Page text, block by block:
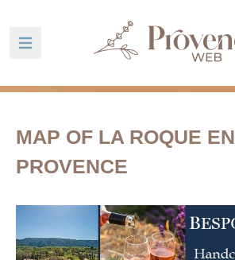
Ouvrir la barre de navigation
MAP OF LA ROQUE EN
PROVENCE